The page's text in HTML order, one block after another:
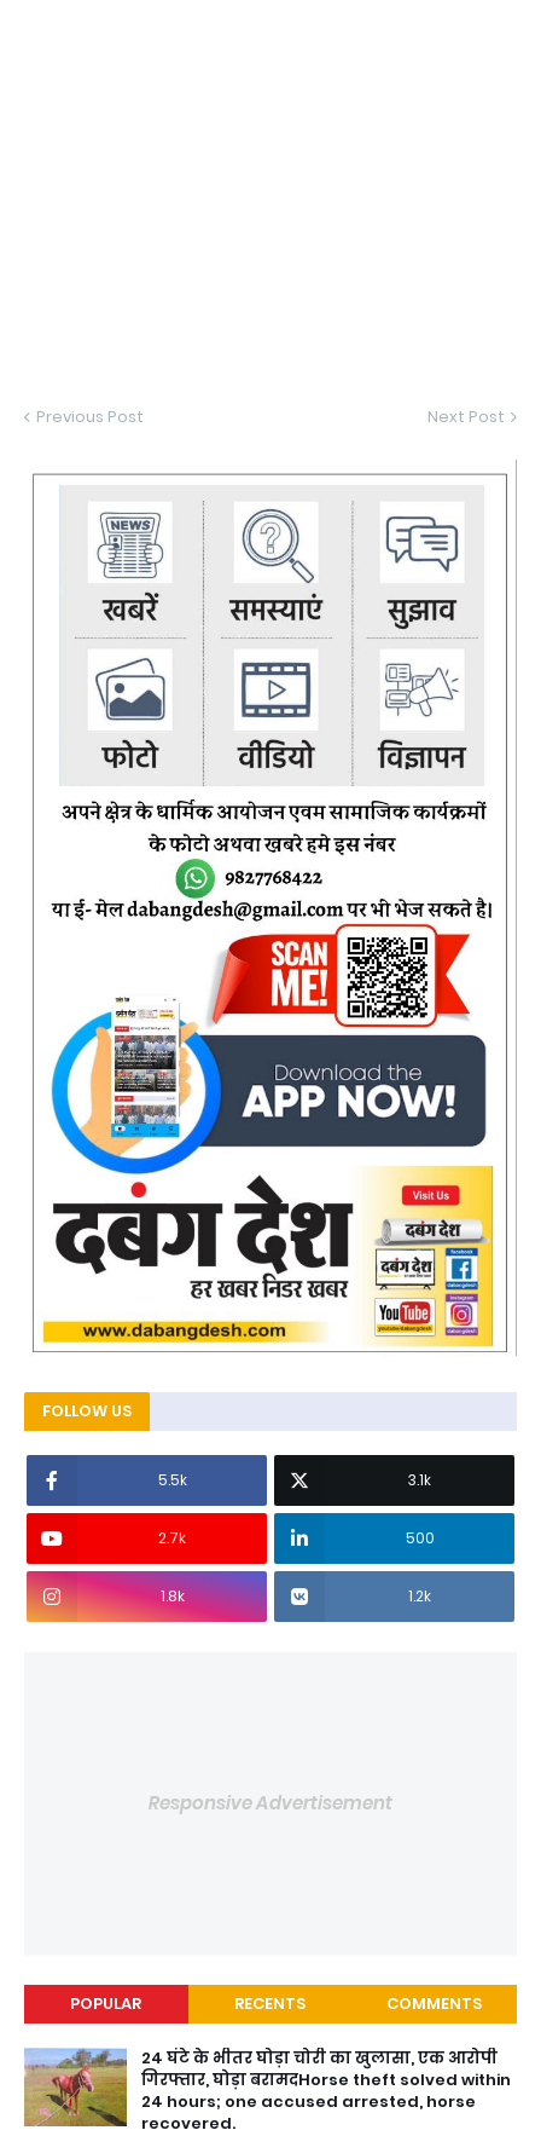
Previous Post Next Post
FOLLOW US
5.5k 3.1k
2.7k 500
1.8k 1.2k
Responsive Advertisement
POPULAR RECENTS COMMENTS
24 घंटे के भीतर घोड़ा चोरी का खुलासा, एक आरोपी
गिरफ्तार, घोड़ा बरामदHorse theft solved within
24 hours; one accused arrested, horse
recovered.